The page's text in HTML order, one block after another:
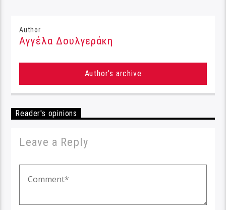
Author
Αγγέλα Δουλγεράκη
Author's archive
Reader's opinions
Leave a Reply